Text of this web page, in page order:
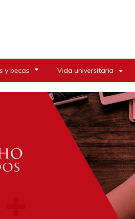
y becas Vida universitaria